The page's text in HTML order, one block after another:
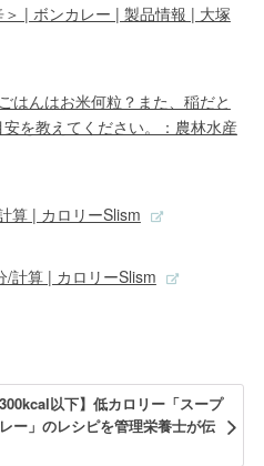
| ボンカレー | 製品情報 | 大塚
はんはお米何粒？また、稲だと
を教えてください。：農林水産
算 | カロリーSlism
計算 | カロリーSlism
300kcal以下】低カロリー「スープ
ー」のレシピを管理栄養士が伝